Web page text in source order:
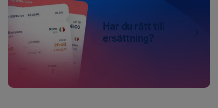
Har du rätt till
ersättning?